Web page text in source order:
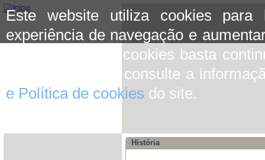
Este website utiliza cookies para
experiência de navegação e
aceitar o uso de cookies basta
mais informação consulte a
e Política de cookies do site.
História